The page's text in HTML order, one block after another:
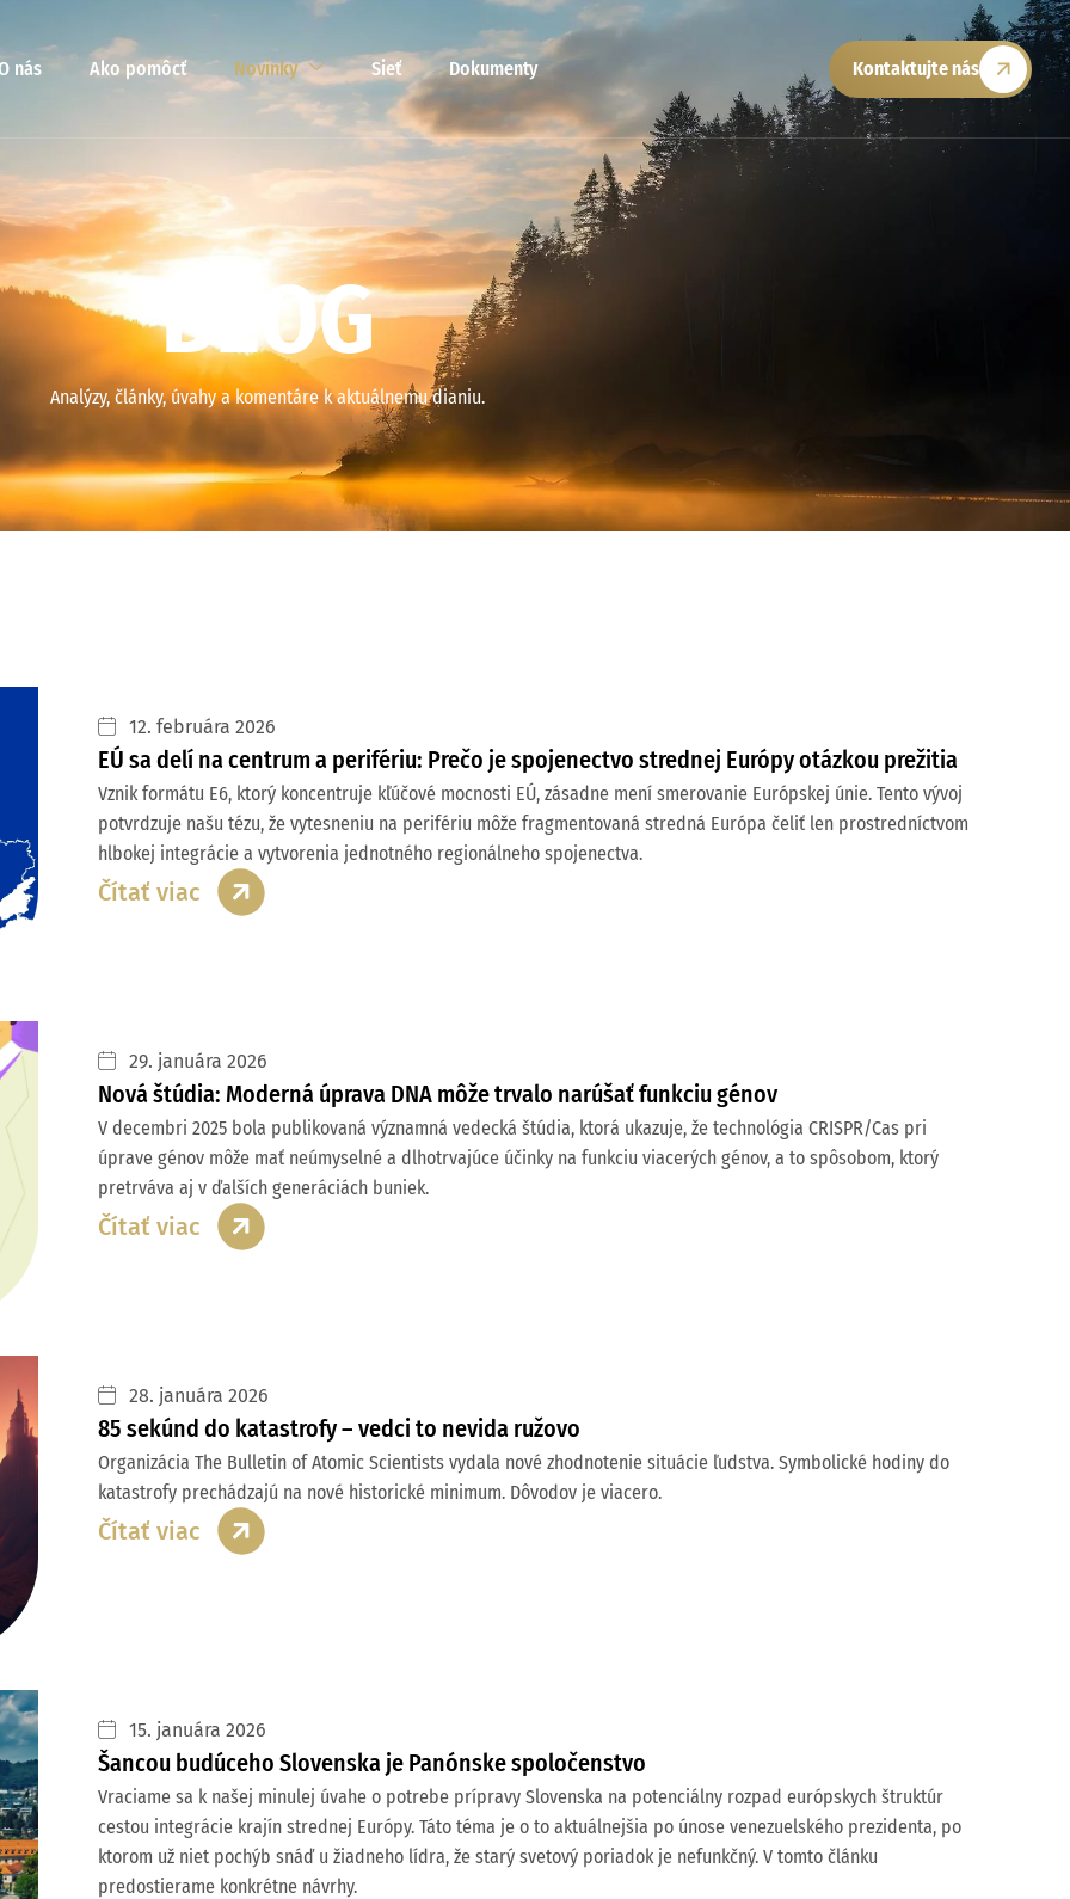
nás Ako pomôcť Novinky Sieť Dokumenty Kontaktujte nás
BLOG
Analýzy, články, úvahy a komentáre k aktuálnemu dianiu.
12. februára 2026
EÚ sa delí na centrum a perifériu: Prečo je spojenectvo strednej Európy otázkou prežitia
Vznik formátu E6, ktorý koncentruje kľúčové mocnosti EÚ, zásadne mení smerovanie Európskej únie. Tento vývoj
potvrdzuje našu tézu, že vytesneniu na perifériu môže fragmentovaná stredná Európa čeliť len prostredníctvom
hlbokej integrácie a vytvorenia jednotného regionálneho spojenectva.
Čítať viac
29. januára 2026
Nová štúdia: Moderná úprava DNA môže trvalo narúšať funkciu génov
V decembri 2025 bola publikovaná významná vedecká štúdia, ktorá ukazuje, že technológia CRISPR/Cas pri
úprave génov môže mať neúmyselné a dlhotrvajúce účinky na funkciu viacerých génov, a to spôsobom, ktorý
pretrváva aj v ďalších generáciách buniek.
Čítať viac
28. januára 2026
85 sekúnd do katastrofy – vedci to nevida ružovo
Organizácia The Bulletin of Atomic Scientists vydala nové zhodnotenie situácie ľudstva. Symbolické hodiny do
katastrofy prechádzajú na nové historické minimum. Dôvodov je viacero.
Čítať viac
15. januára 2026
Šancou budúceho Slovenska je Panónske spoločenstvo
Vraciame sa k našej minulej úvahe o potrebe prípravy Slovenska na potenciálny rozpad európskych štruktúr
cestou integrácie krajín strednej Európy. Táto téma je o to aktuálnejšia po únose venezuelského prezidenta, po
ktorom už niet pochýb snáď u žiadneho lídra, že starý svetový poriadok je nefunkčný. V tomto článku
predostierame konkrétne návrhy.